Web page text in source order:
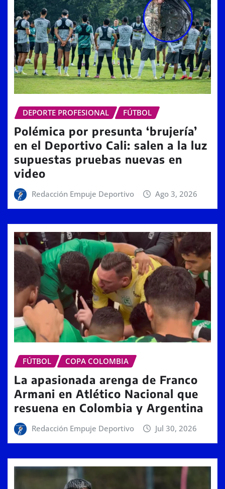
DEPORTE PROFESIONAL FÚTBOL
Polémica por presunta ‘brujería’
en el Deportivo Cali: salen a la luz
supuestas pruebas nuevas en
video
Redacción Empuje Deportivo Ago 3, 2026
FÚTBOL COPA COLOMBIA
La apasionada arenga de Franco
Armani en Atlético Nacional que
resuena en Colombia y Argentina
Redacción Empuje Deportivo Jul 30, 2026